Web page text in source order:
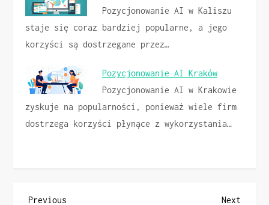
Pozycjonowanie AI w Kaliszu
staje się coraz bardziej popularne, a jego
korzyści są dostrzegane przez…
Pozycjonowanie AI Kraków
Pozycjonowanie AI w Krakowie
zyskuje na popularności, ponieważ wiele firm
dostrzega korzyści płynące z wykorzystania…
Previous
Previous
Next
Next